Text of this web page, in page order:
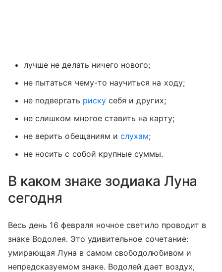
лучше не делать ничего нового;
не пытаться чему-то научиться на ходу;
не подвергать рискусебя и других;
не слишком многое ставить на карту;
не верить обещаниям ислухам;
не носить с собой крупные суммы.
В каком знаке зодиака Луна
сегодня
Весь день 16 февраля ночное светило проводит в
знаке Водолея. Это удивительное сочетание:
умирающая Луна в самом свободолюбивом и
непредсказуемом знаке. Водолей дает воздух,